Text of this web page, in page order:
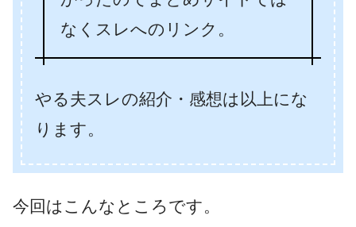
なくスレへのリンク。
やる夫スレの紹介・感想は以上にな
ります。
今回はこんなところです。